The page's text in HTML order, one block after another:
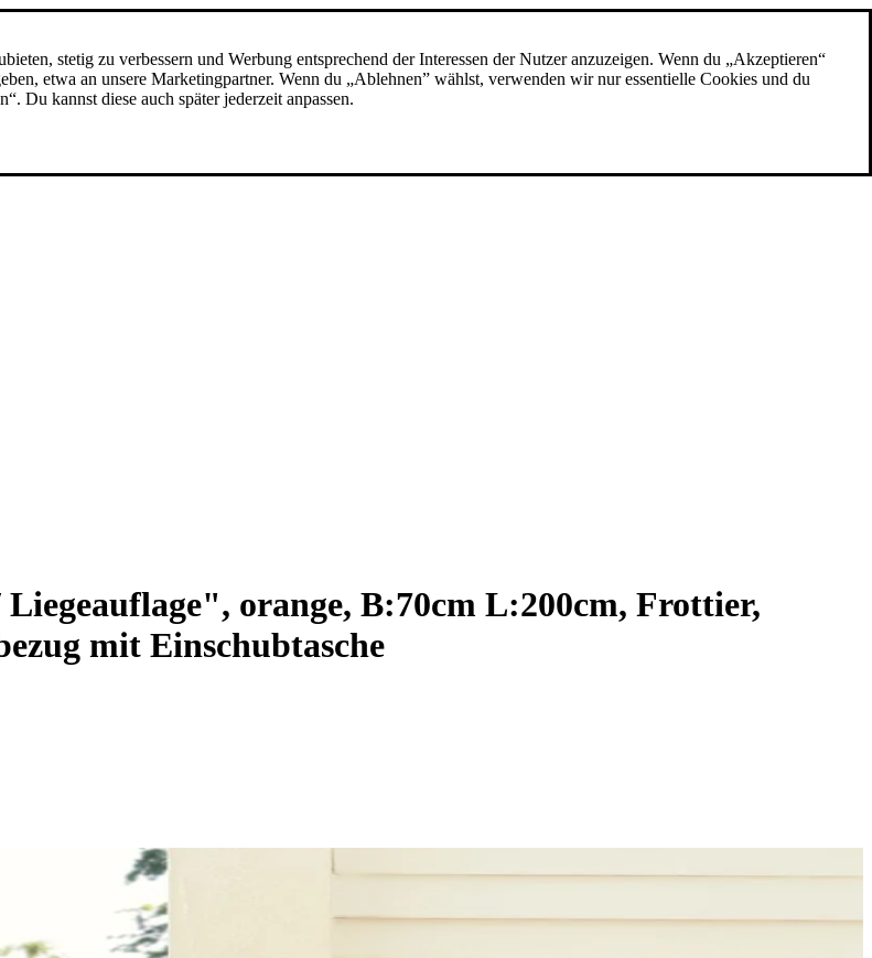
stetig zu verbessern und Werbung entsprechend der Interessen der Nutzer anzuzeigen. Wenn du „Akzeptieren“
etwa an unsere Marketingpartner. Wenn du „Ablehnen” wählst, verwenden wir nur essentielle Cookies und du
Du kannst diese auch später jederzeit anpassen.
orange, B:70cm L:200cm, Frottier,
mit Einschubtasche